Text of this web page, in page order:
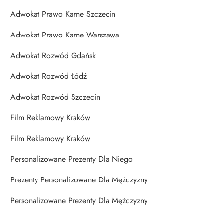
Adwokat Prawo Karne Szczecin
Adwokat Prawo Karne Warszawa
Adwokat Rozwód Gdańsk
Adwokat Rozwód Łódź
Adwokat Rozwód Szczecin
Film Reklamowy Kraków
Film Reklamowy Kraków
Personalizowane Prezenty Dla Niego
Prezenty Personalizowane Dla Mężczyzny
Personalizowane Prezenty Dla Mężczyzny